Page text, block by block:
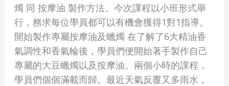
燭 同 按摩油 製作方法。今次課程以小班形式舉
行，務求每位學員都可以有機會獲得1對1指導。
開始製作專屬按摩油及蠟燭 在了解了6大精油香
氣調性和香氣輪後，學員們便開始著手製作自己
專屬的大豆蠟燭以及按摩油。兩個小時的課程，
學員們個個滿載而歸。最近天氣反覆又多雨水，